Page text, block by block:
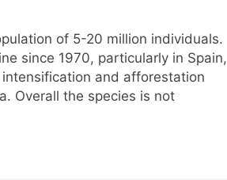
of 5-20 million individuals.
since 1970, particularly in Spain,
and afforestation
Overall the species is not